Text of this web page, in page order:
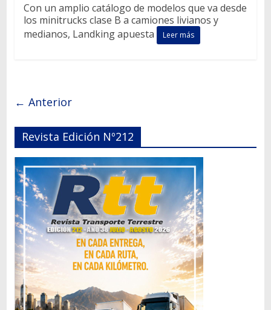
Con un amplio catálogo de modelos que va desde
los minitrucks clase B a camiones livianos y
medianos, Landking apuesta
Leer más
← Anterior
Revista Edición Nº212